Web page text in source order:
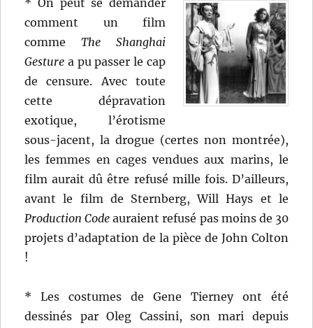
* On peut se demander
comment un film
commeThe Shanghai
Gesture a pu passer le cap
de censure. Avec toute
cette dépravation
exotique, l’érotisme
sous-jacent, la drogue (certes non montrée),
les femmes en cages vendues aux marins, le
film aurait dû être refusé mille fois. D’ailleurs,
avant le film de Sternberg, Will Hays et le
Production Code auraient refusé pas moins de 30
projets d’adaptation de la pièce de John Colton
!
* Les costumes de Gene Tierney ont été
dessinés par Oleg Cassini, son mari depuis